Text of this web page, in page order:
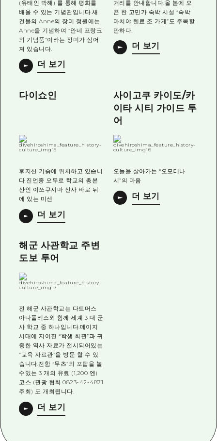
(유태인 박해) 를 통해 평화를
배울 수 있는 기념관입니다.새
건물의 Anne의 장미 정원에는
Anne을 기념하여 “안네 프랑크
의 기념품”이라는 장미가 심어
져 있습니다.
더 보기
거리를 안내합니다.올 봄에 오
픈 한 고민가 숙박 시설 “숙박
마치야 텐료 조 가게”도 주목할
만하다.
더 보기
다이쇼인
후지산 기슭에 위치하고 있습니
다.진언종 오무로 학교의 총본
산인 이쓰쿠시마 신사 바로 뒤
에 있는 미센
더 보기
사이고쿠 카이도/카
이타 시티 가이드 투
어
오늘을 살아가는 “오모테나
시”의 마음
더 보기
해군 사관학교 주변
도보 투어
전 해군 사관학교는 다트머스
아나폴리스와 함께 세계 3 대 군
사 학교 중 하나입니다.메이지
시대에 지어진 “학생 회관”과 귀
중한 역사 자료가 전시되어있는
“교육 자료관”을 방문 할 수 있
습니다.전함 “무츠”의 포탑을 볼
수있는 3 개의 유료 (1,200 엔)
코스 (관광 협회 0823-42-4871
주최) 도 개최됩니다.
더 보기